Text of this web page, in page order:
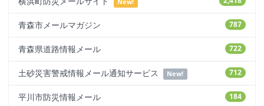
New!
787
青森市メールマガジン
722
青森県道路情報メール
712
土砂災害警戒情報メール通知サービス New!
184
平川市防災情報メール